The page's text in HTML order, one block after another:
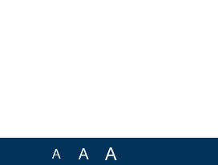
A A A